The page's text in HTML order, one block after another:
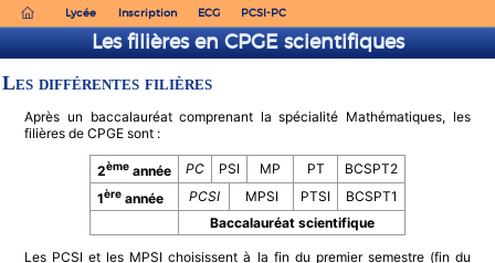
Lycée Inscription ECG PCSI-PC
Les filières en CPGE scientifiques
Les différentes filières
Après un baccalauréat comprenant la spécialité Mathématiques, les
filières de CPGE sont :
2ème année PC PSI MP PT
BCSPT2
1ère année PCSI MPSI PTSI
BCSPT1
Baccalauréat scientifique
Les PCSI et les MPSI choisissent à la fin du premier semestre (fin du